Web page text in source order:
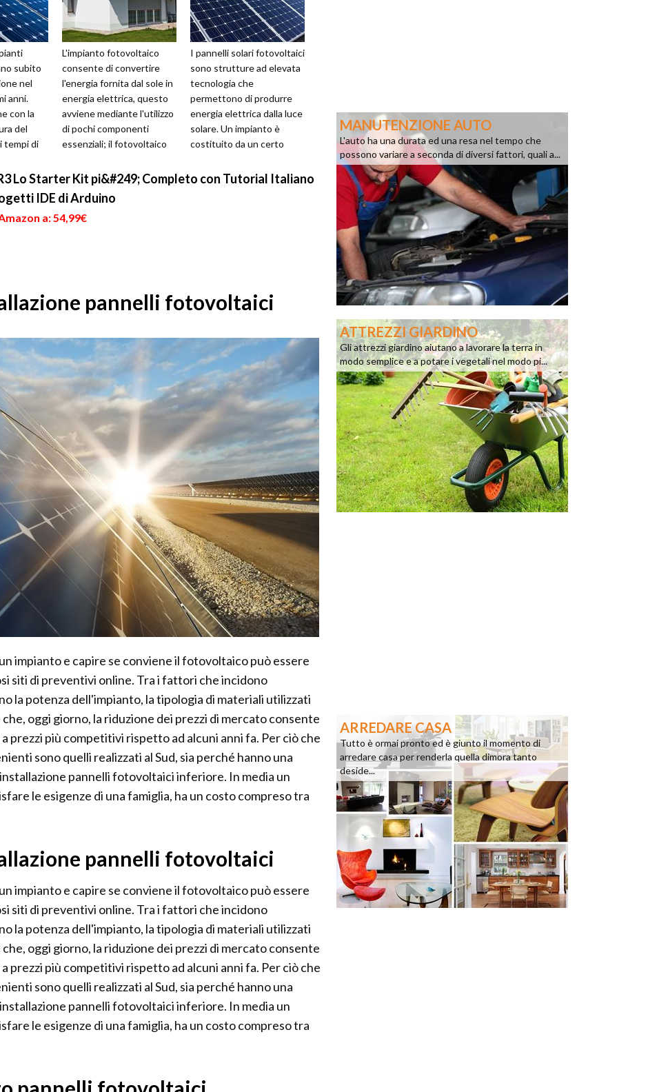
subito
nel
anni.
con la
del
tempi di
L'impianto fotovoltaico
consente di convertire
l'energia fornita dal sole in
energia elettrica, questo
avviene mediante l'utilizzo
di pochi componenti
essenziali; il fotovoltaico
I pannelli solari fotovoltaici
sono strutture ad elevata
tecnologia che
permettono di produrre
energia elettrica dalla luce
solare. Un impianto è
costituito da un certo
collegati tr...
Lo Starter Kit pi&#249; Completo con Tutorial Italiano
IDE di Arduino
a: 54,99€
pannelli fotovoltaici
impianto e capire se conviene il fotovoltaico può essere
siti di preventivi online. Tra i fattori che incidono
la potenza dell'impianto, la tipologia di materiali utilizzati
oggi giorno, la riduzione dei prezzi di mercato consente
prezzi più competitivi rispetto ad alcuni anni fa. Per ciò che
sono quelli realizzati al Sud, sia perché hanno una
pannelli fotovoltaici inferiore. In media un
le esigenze di una famiglia, ha un costo compreso tra
pannelli fotovoltaici
impianto e capire se conviene il fotovoltaico può essere
siti di preventivi online. Tra i fattori che incidono
la potenza dell'impianto, la tipologia di materiali utilizzati
oggi giorno, la riduzione dei prezzi di mercato consente
prezzi più competitivi rispetto ad alcuni anni fa. Per ciò che
sono quelli realizzati al Sud, sia perché hanno una
pannelli fotovoltaici inferiore. In media un
le esigenze di una famiglia, ha un costo compreso tra
MANUTENZIONE AUTO
L'auto ha una durata ed una resa nel tempo che
possono variare a seconda di diversi fattori, quali a...
ATTREZZI GIARDINO
Gli attrezzi giardino aiutano a lavorare la terra in
modo semplice e a potare i vegetali nel modo pi...
ARREDARE CASA
Tutto è ormai pronto ed è giunto il momento di
arredare casa per renderla quella dimora tanto
deside...